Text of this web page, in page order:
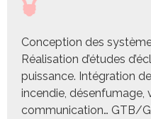
Conception des
Réalisation d’études
puissance. Intégration
incendie, désenfumage,
communication… GTB/